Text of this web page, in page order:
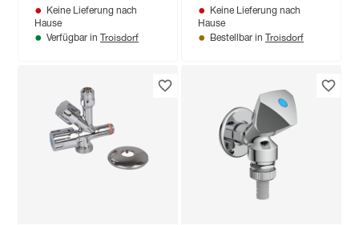
Keine Lieferung nach
Hause
Verfügbar in Troisdorf
Keine Lieferung nach
Hause
Bestellbar in Troisdorf